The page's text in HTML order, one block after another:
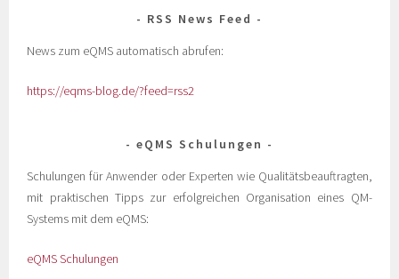
RSS News Feed
News zum eQMS automatisch abrufen:
https://eqms-blog.de/?feed=rss2
eQMS Schulungen
Schulungen für Anwender oder Experten wie Qualitätsbeauftragten,
mit praktischen Tipps zur erfolgreichen Organisation eines QM-
Systems mit dem eQMS:
eQMS Schulungen